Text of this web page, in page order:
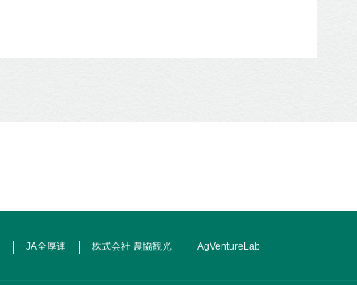
JA全厚連 株式会社 農協観光 AgVentureLab